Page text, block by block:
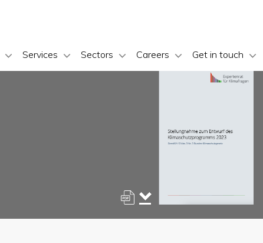
Services Sectors Careers Get in touch